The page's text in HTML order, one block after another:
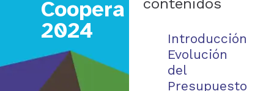
Coopera
2024
Introducción
Evolución
del
Presupuesto